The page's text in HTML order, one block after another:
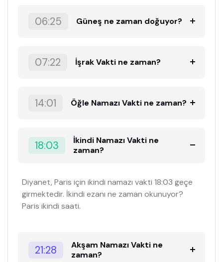
06:25 Güneş ne zaman doğuyor?
07:22 İşrak Vakti ne zaman?
14:01 Öğle Namazı Vakti ne zaman?
18:03
İkindi Namazı Vakti ne
zaman?
Diyanet, Paris için ikindi namazı vakti 18:03 geçe
girmektedir. İkindi ezanı ne zaman okunuyor?
Paris ikindi saati.
21:28
Akşam Namazı Vakti ne
zaman?